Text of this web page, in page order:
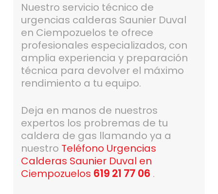
Nuestro servicio técnico de
urgencias calderas Saunier Duval
en Ciempozuelos te ofrece
profesionales especializados, con
amplia experiencia y preparación
técnica para devolver el máximo
rendimiento a tu equipo.
Deja en manos de nuestros
expertos los probremas de tu
caldera de gas llamando ya a
nuestro Teléfono Urgencias
Calderas Saunier Duval en
Ciempozuelos 619 21 77 06 .